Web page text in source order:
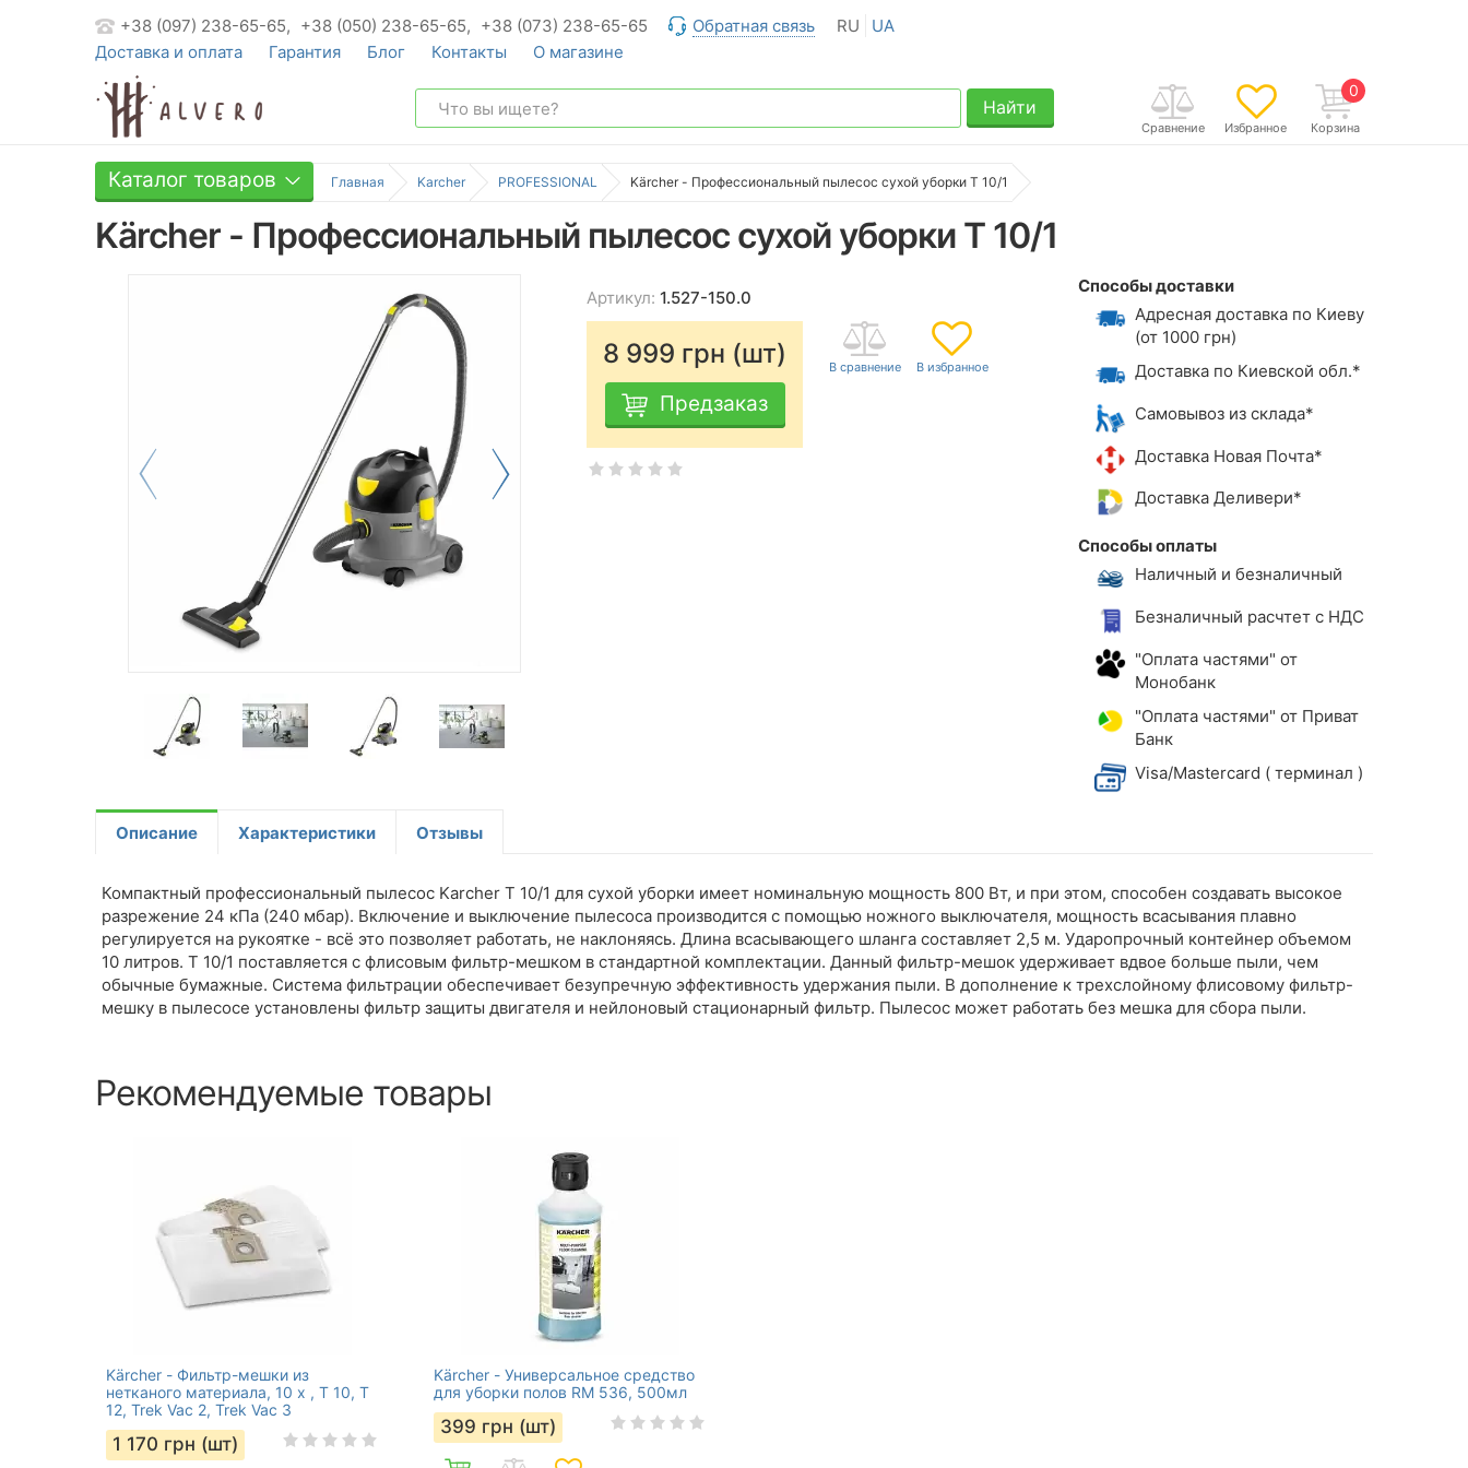
+38 (097) 238-65-65, +38 (050) 238-65-65, +38 (073) 238-65-65 Обратная связь RU
UA
Доставка и оплата
Гарантия Блог Контакты О магазине
0
Корзина
Избранное
Сравнение
Найти
Каталог товаров Главная Karcher PROFESSIONAL Kärcher - Профессиональный пылесос сухой уборки T 10/1
Kärcher - Профессиональный пылесос сухой уборки T 10/1
Артикул: 1.527-150.0
8 999 грн (шт)
Предзаказ
Способы доставки
Адресная доставка по Киеву
(от 1000 грн)
Доставка по Киевской обл.*
Самовывоз из склада*
Доставка Новая Почта*
Доставка Деливери*
Способы оплаты
Наличный и безналичный
Безналичный расчтет с НДС
"Оплата частями" от
Монобанк
"Оплата частями" от Приват
Банк
Visa/Mastercard ( терминал )
Описание Характеристики Отзывы
Компактный профессиональный пылесос Karcher T 10/1 для сухой уборки имеет номинальную мощность 800 Вт, и при этом, способен создавать высокое
разрежение 24 кПа (240 мбар). Включение и выключение пылесоса производится с помощью ножного выключателя, мощность всасывания плавно
регулируется на рукоятке - всё это позволяет работать, не наклоняясь. Длина всасывающего шланга составляет 2,5 м. Ударопрочный контейнер объемом
10 литров. T 10/1 поставляется с флисовым фильтр-мешком в стандартной комплектации. Данный фильтр-мешок удерживает вдвое больше пыли, чем
обычные бумажные. Cистема фильтрации обеспечивает безупречную эффективность удержания пыли. В дополнение к трехслойному флисовому фильтр-
мешку в пылесосе установлены фильтр защиты двигателя и нейлоновый стационарный фильтр. Пылесос может работать без мешка для сбора пыли.
Рекомендуемые товары
Kärcher - Фильтр-мешки из
нетканого материала, 10 x , T 10, T
12, Trek Vac 2, Trek Vac 3
1 170 грн (шт)
Kärcher - Универсальное средство
для уборки полов RM 536, 500мл
399 грн (шт)